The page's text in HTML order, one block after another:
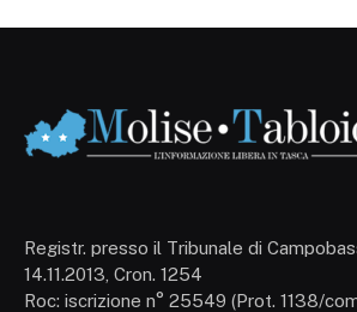
Registr. presso il Tribunale di
14.11.2013, Cron. 1254
Roc: iscrizione n° 25549 (Prot. 1138/